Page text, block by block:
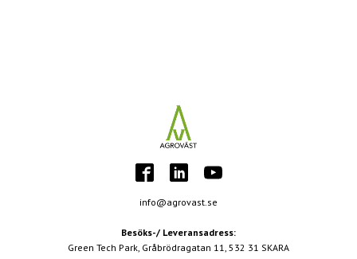
info@agrovast.se
Besöks-/ Leveransadress:
Green Tech Park, Gråbrödragatan 11, 532 31 SKARA